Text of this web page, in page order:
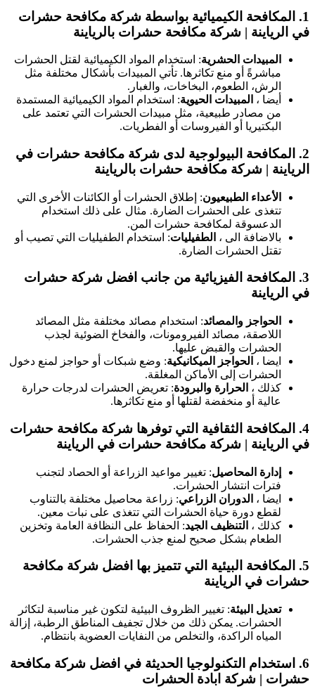
1. المكافحة الكيميائية بواسطة شركة مكافحة حشرات
في الرياينة | شركة مكافحة حشرات بالرياينة
المبيدات الحشرية: استخدام المواد الكيميائية لقتل الحشرات
مباشرةً أو منع تكاثرها. تأتي المبيدات بأشكال مختلفة مثل
الرش، الطعوم، البخاخات، والغبار.
أيضا ، المبيدات الحيوية: استخدام المواد الكيميائية المستمدة
من مصادر طبيعية، مثل مبيدات الحشرات التي تعتمد على
البكتيريا أو الفيروسات أو الفطريات.
2. المكافحة البيولوجية لدى شركة مكافحة حشرات في
الرياينة | شركة مكافحة حشرات بالرياينة
الأعداء الطبيعيون: إطلاق الحشرات أو الكائنات الأخرى التي
تتغذى على الحشرات الضارة. مثال على ذلك استخدام
الدعسوقة لمكافحة حشرات المن.
بالاضافة الى ، الطفيليات: استخدام الطفيليات التي تصيب أو
تقتل الحشرات الضارة.
3. المكافحة الفيزيائية من جانب افضل شركة حشرات
في الرياينة
الحواجز والمصائد: استخدام مصائد مختلفة مثل المصائد
اللاصقة، مصائد الفيرومونات، والفخاخ الضوئية لجذب
الحشرات والقبض عليها.
ايضا ، الحواجز الميكانيكية: وضع شبكات أو حواجز لمنع دخول
الحشرات إلى الأماكن المغلقة.
كذلك ، الحرارة والبرودة: تعريض الحشرات لدرجات حرارة
عالية أو منخفضة لقتلها أو منع تكاثرها.
4. المكافحة الثقافية التي توفرها شركة مكافحة حشرات
في الرياينة | شركة مكافحة حشرات في الرياينة
إدارة المحاصيل: تغيير مواعيد الزراعة أو الحصاد لتجنب
فترات انتشار الحشرات.
ايضا ، الدوران الزراعي: زراعة محاصيل مختلفة بالتناوب
لقطع دورة حياة الحشرات التي تتغذى على نبات معين.
كذلك ، التنظيف الجيد: الحفاظ على النظافة العامة وتخزين
الطعام بشكل صحيح لمنع جذب الحشرات.
5. المكافحة البيئية التي تتميز بها افضل شركة مكافحة
حشرات في الرياينة
تعديل البيئة: تغيير الظروف البيئية لتكون غير مناسبة لتكاثر
الحشرات. يمكن ذلك من خلال تجفيف المناطق الرطبة، إزالة
المياه الراكدة، والتخلص من النفايات العضوية بانتظام.
6. استخدام التكنولوجيا الحديثة في افضل شركة مكافحة
حشرات | شركة ابادة الحشرات